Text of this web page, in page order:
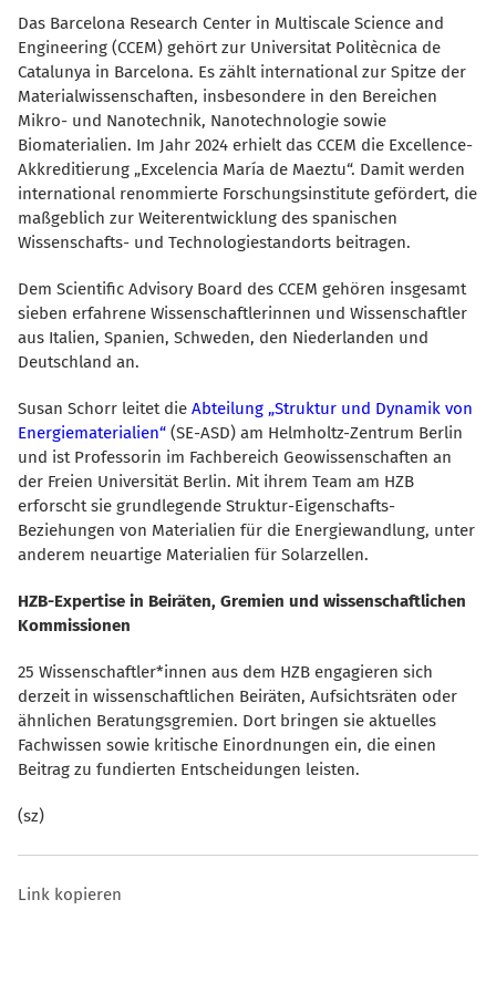
Das Barcelona Research Center in Multiscale Science and
Engineering (CCEM) gehört zur Universitat Politècnica de
Catalunya in Barcelona. Es zählt international zur Spitze der
Materialwissenschaften, insbesondere in den Bereichen
Mikro- und Nanotechnik, Nanotechnologie sowie
Biomaterialien. Im Jahr 2024 erhielt das CCEM die Excellence-
Akkreditierung „Excelencia María de Maeztu“. Damit werden
international renommierte Forschungsinstitute gefördert, die
maßgeblich zur Weiterentwicklung des spanischen
Wissenschafts- und Technologiestandorts beitragen.
Dem Scientific Advisory Board des CCEM gehören insgesamt
sieben erfahrene Wissenschaftlerinnen und Wissenschaftler
aus Italien, Spanien, Schweden, den Niederlanden und
Deutschland an.
Susan Schorr leitet die Abteilung „Struktur und Dynamik von
Energiematerialien“ (SE-ASD) am Helmholtz-Zentrum Berlin
und ist Professorin im Fachbereich Geowissenschaften an
der Freien Universität Berlin. Mit ihrem Team am HZB
erforscht sie grundlegende Struktur-Eigenschafts-
Beziehungen von Materialien für die Energiewandlung, unter
anderem neuartige Materialien für Solarzellen.
HZB-Expertise in Beiräten, Gremien und wissenschaftlichen
Kommissionen
25 Wissenschaftler*innen aus dem HZB engagieren sich
derzeit in wissenschaftlichen Beiräten, Aufsichtsräten oder
ähnlichen Beratungsgremien. Dort bringen sie aktuelles
Fachwissen sowie kritische Einordnungen ein, die einen
Beitrag zu fundierten Entscheidungen leisten.
(sz)
Link kopieren